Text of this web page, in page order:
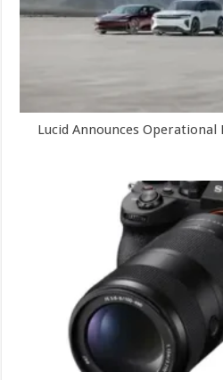
Lucid Announces Operational